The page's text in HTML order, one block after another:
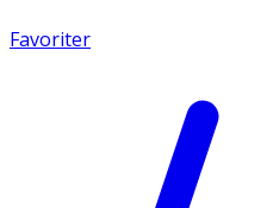
Favoriter